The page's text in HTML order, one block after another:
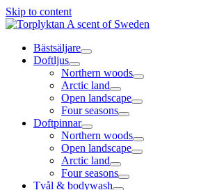
Skip to content
Bästsäljare
Doftljus
Northern woods
Arctic land
Open landscape
Four seasons
Doftpinnar
Northern woods
Open landscape
Arctic land
Four seasons
Tvål & bodywash